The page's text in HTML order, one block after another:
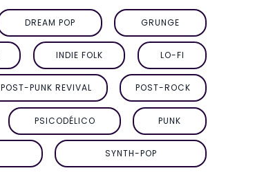
DREAM POP GRUNGE
INDIE FOLK LO-FI
POST-PUNK REVIVAL POST-ROCK
PSICODÉLICO PUNK
SYNTH-POP